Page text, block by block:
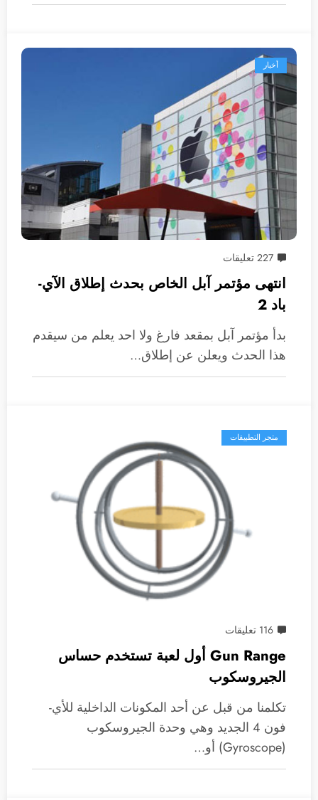
أخبار
227 تعليقات
انتهى مؤتمر آبل الخاص بحدث إطلاق الآي-
باد 2
بدأ مؤتمر آبل بمقعد فارغ ولا احد يعلم من سيقدم
هذا الحدث ويعلن عن إطلاق…
متجر التطبيقات
116 تعليقات
Gun Range أول لعبة تستخدم حساس
الجيروسكوب
تكلمنا من قبل عن أحد المكونات الداخلية للأي-
فون 4 الجديد وهي وحدة الجيروسكوب
(Gyroscope) أو…